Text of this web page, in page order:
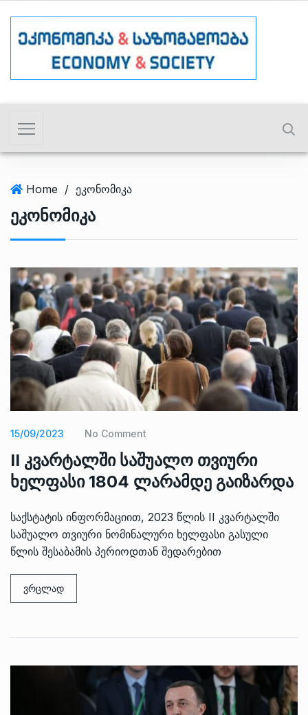
Home / ეკონომიკა
Ეკონომიკა
15/09/2023 No Comment
II კვარტალში საშუალო თვიური
ხელფასი 1804 ლარამდე გაიზარდა
საქსტატის ინფორმაციით, 2023 წლის II კვარტალში
საშუალო თვიური ნომინალური ხელფასი გასული
წლის შესაბამის პერიოდთან შედარებით
ვრცლად